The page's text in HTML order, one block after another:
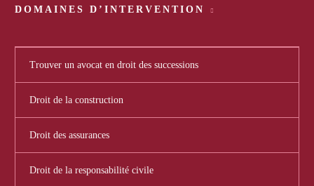
DOMAINES D’INTERVENTION
Trouver un avocat en droit des successions
Droit de la construction
Droit des assurances
Droit de la responsabilité civile